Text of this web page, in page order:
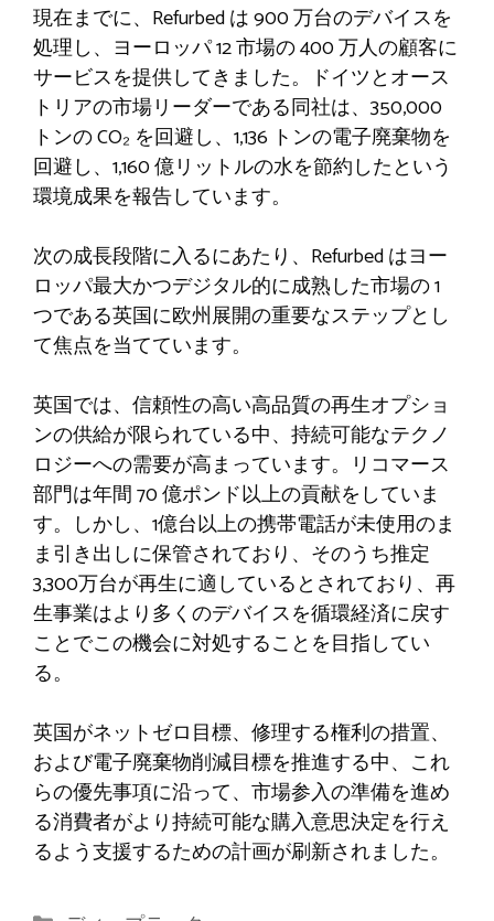
現在までに、Refurbed は 900 万台のデバイスを
処理し、ヨーロッパ 12 市場の 400 万人の顧客に
サービスを提供してきました。ドイツとオース
トリアの市場リーダーである同社は、350,000
トンの CO₂ を回避し、1,136 トンの電子廃棄物を
回避し、1,160 億リットルの水を節約したという
環境成果を報告しています。
次の成長段階に入るにあたり、Refurbed はヨー
ロッパ最大かつデジタル的に成熟した市場の 1
つである英国に欧州展開の重要なステップとし
て焦点を当てています。
英国では、信頼性の高い高品質の再生オプショ
ンの供給が限られている中、持続可能なテクノ
ロジーへの需要が高まっています。リコマース
部門は年間 70 億ポンド以上の貢献をしていま
す。しかし、1億台以上の携帯電話が未使用のま
ま引き出しに保管されており、そのうち推定
3,300万台が再生に適しているとされており、再
生事業はより多くのデバイスを循環経済に戻す
ことでこの機会に対処することを目指してい
る。
英国がネットゼロ目標、修理する権利の措置、
および電子廃棄物削減目標を推進する中、これ
らの優先事項に沿って、市場参入の準備を進め
る消費者がより持続可能な購入意思決定を行え
るよう支援するための計画が刷新されました。